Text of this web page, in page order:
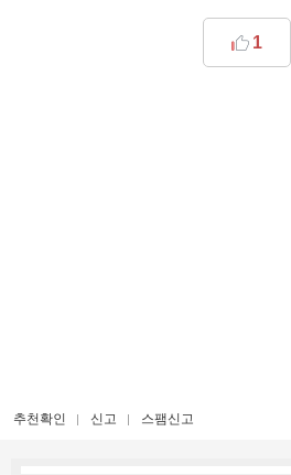
1
추천확인 신고 스팸신고